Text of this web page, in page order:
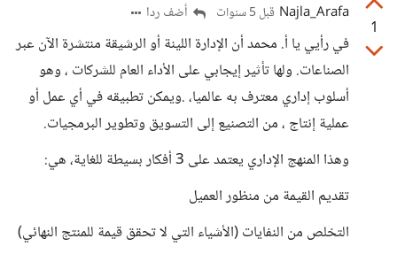
1
Najla_Arafa قبل 5 سنوات أضف ردا
في رأيي يا أ. محمد أن الإدارة اللينة أو الرشيقة منتشرة الآن عبر
الصناعات. ولها تأثير إيجابي على الأداء العام للشركات ، وهو
أسلوب إداري معترف به عالميا، .ويمكن تطبيقه في أي عمل أو
عملية إنتاج ، من التصنيع إلى التسويق وتطوير البرمجيات.
وهذا المنهج الإداري يعتمد على 3 أفكار بسيطة للغاية، هي:
تقديم القيمة من منظور العميل
التخلص من النفايات (الأشياء التي لا تحقق قيمة للمنتج النهائي)